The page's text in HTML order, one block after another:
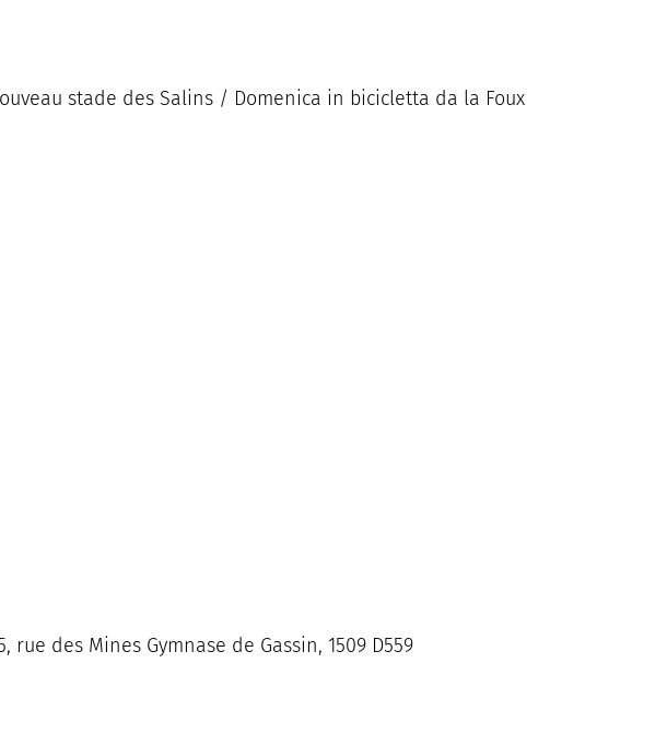
stade des Salins / Domenica in bicicletta da la Foux
des Mines Gymnase de Gassin, 1509 D559